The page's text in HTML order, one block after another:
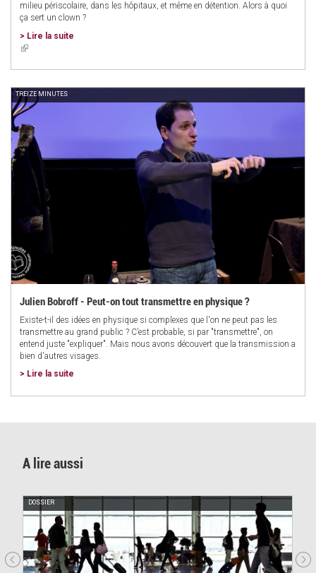
milieu périscolaire, dans les hôpitaux, et même en détention. Alors à quoi
ça sert un clown ?
> Lire la suite
(link
external)
TREIZE MINUTES
Julien Bobroff - Peut-on tout transmettre en physique ?
Existe-t-il des idées en physique si complexes que l'on ne peut pas les
transmettre au grand public ? C’est probable, si par "transmettre", on
entend juste "expliquer". Mais nous avons découvert que la transmission a
bien d'autres visages.
> Lire la suite
A lire aussi
DOSSIER